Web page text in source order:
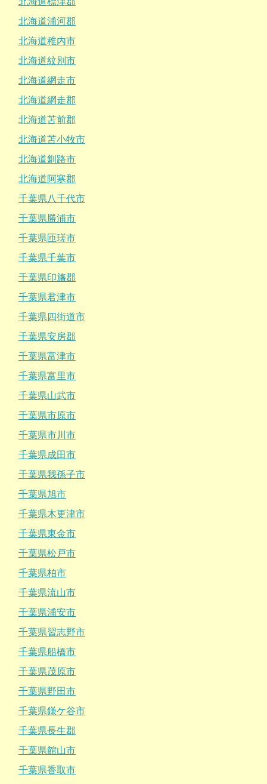
北海道浦河郡
北海道稚内市
北海道紋別市
北海道網走市
北海道網走郡
北海道苫前郡
北海道苫小牧市
北海道釧路市
北海道阿寒郡
千葉県八千代市
千葉県勝浦市
千葉県匝瑳市
千葉県千葉市
千葉県印旛郡
千葉県君津市
千葉県四街道市
千葉県安房郡
千葉県富津市
千葉県富里市
千葉県山武市
千葉県市原市
千葉県市川市
千葉県成田市
千葉県我孫子市
千葉県旭市
千葉県木更津市
千葉県東金市
千葉県松戸市
千葉県柏市
千葉県流山市
千葉県浦安市
千葉県習志野市
千葉県船橋市
千葉県茂原市
千葉県野田市
千葉県鎌ケ谷市
千葉県長生郡
千葉県館山市
千葉県香取市